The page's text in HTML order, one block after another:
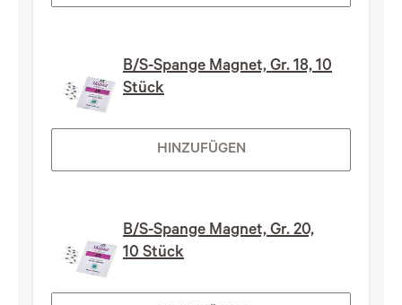
B/S-Spange Magnet, Gr. 18, 10
Stück
HINZUFÜGEN
B/S-Spange Magnet, Gr. 20,
10 Stück